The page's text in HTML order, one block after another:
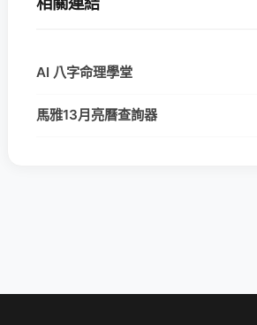
AI 八字命理學堂
馬雅13月亮曆查詢器